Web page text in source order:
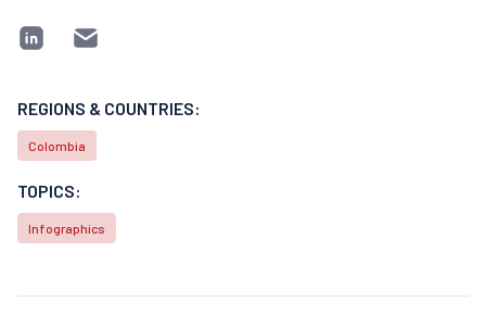
REGIONS & COUNTRIES:
Colombia
TOPICS:
Infographics